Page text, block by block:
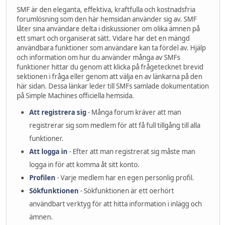
SMF är den eleganta, effektiva, kraftfulla och kostnadsfria
forumlösning som den här hemsidan använder sig av. SMF
låter sina användare delta i diskussioner om olika ämnen på
ett smart och organiserat sätt. Vidare har det en mängd
användbara funktioner som användare kan ta fördel av. Hjälp
och information om hur du använder många av SMFs
funktioner hittar du genom att klicka på frågetecknet brevid
sektionen i fråga eller genom att välja en av länkarna på den
här sidan. Dessa länkar leder till SMFs samlade dokumentation
på Simple Machines officiella hemsida.
Att registrera sig- Många forum kräver att man
registrerar sig som medlem för att få full tillgång till alla
funktioner.
Att logga in - Efter att man registrerat sig måste man
logga in för att komma åt sitt konto.
Profilen - Varje medlem har en egen personlig profil.
Sökfunktionen - Sökfunktionen är ett oerhört
användbart verktyg för att hitta information i inlägg och
ämnen.